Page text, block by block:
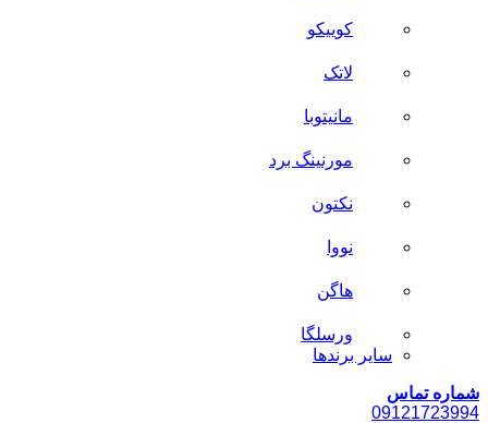
کوییکو
لاتک
مانیتوبا
مورنینگ برد
نکتون
نووا
هاگن
ورسلگا
سایر برند‌ها
شماره تماس
09121723994